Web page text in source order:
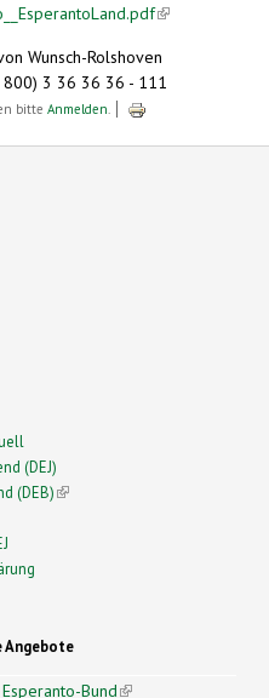
(link is
Wunsch-Rolshoven
800) 3 36 36 36 - 111
bitte Anmelden
(DEJ)
(DEB)(link is external)
Angebote
Bund(link is